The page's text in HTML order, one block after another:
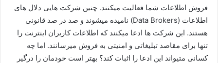
فروش اطلاعات شما فعالیت میکنند. چنین شرکت هایی دلال های
اطلاعات (Data Brokers) نامیده میشوند و صد در صد قانونی
هستند. این شرکت ها ادعا میکنند که اطلاعات کاربران اینترنت را
تنها برای مقاصد تبلیغاتی و امنیتی به فروش میرسانند. اما چه
کسانی متیواند این ادعا را اثبات کند؟ بهتر است خودمان را درگیر